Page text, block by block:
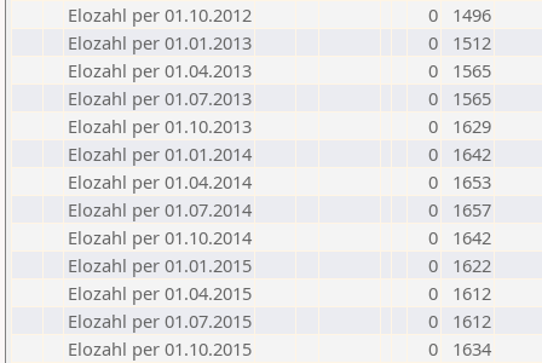
Elozahl per 01.10.2012
0
1496
Elozahl per 01.01.2013
0
1512
Elozahl per 01.04.2013
0
1565
Elozahl per 01.07.2013
0
1565
Elozahl per 01.10.2013
0
1629
Elozahl per 01.01.2014
0
1642
Elozahl per 01.04.2014
0
1653
Elozahl per 01.07.2014
0
1657
Elozahl per 01.10.2014
0
1642
Elozahl per 01.01.2015
0
1622
Elozahl per 01.04.2015
0
1612
Elozahl per 01.07.2015
0
1612
Elozahl per 01.10.2015
0
1634